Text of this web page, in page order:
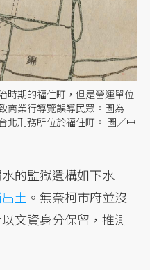
時期的福住町，但是營運單位
商業行導覽誤導民眾。圖為
北刑務所位於福住町。 圖／中
的監獄遺構如下水
土 。無奈柯市府並沒
文資身分保留，推測